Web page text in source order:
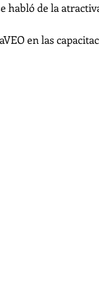
habló de la
en las